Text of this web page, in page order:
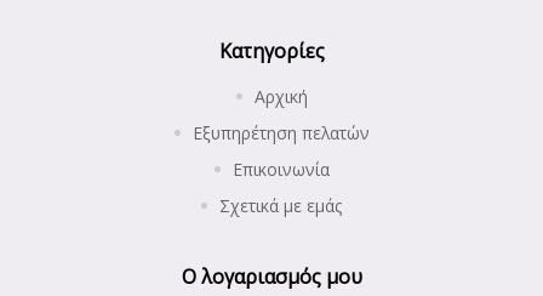
Κατηγορίες
Αρχική
Εξυπηρέτηση πελατών
Επικοινωνία
Σχετικά με εμάς
Ο λογαριασμός μου